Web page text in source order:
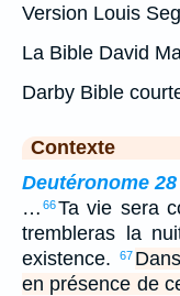
Version Louis
La Bible David
Darby Bible
Contexte
Deutéronome 28
… 66Ta vie sera
trembleras la
existence.
67
en présence de